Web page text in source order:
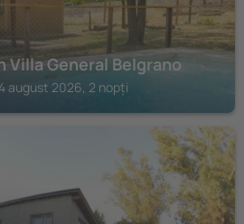
Villa General Belgrano
august 2026, 2 nopți